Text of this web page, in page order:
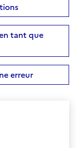
tant que
erreur